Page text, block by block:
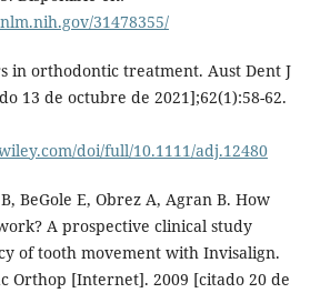
31478355/
in orthodontic treatment. Aust Dent J
13 de octubre de 2021];62(1):58-62.
doi/full/10.1111/adj.12480
BeGole E, Obrez A, Agran B. How
A prospective clinical study
of tooth movement with Invisalign.
Orthop [Internet]. 2009 [citado 20 de